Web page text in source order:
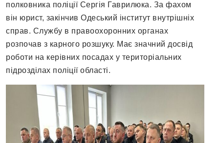
полковника поліції Сергія Гаврилюка. За фахом
він юрист, закінчив Одеський інститут внутрішніх
справ. Службу в правоохоронних органах
розпочав з карного розшуку. Має значний досвід
роботи на керівних посадах у територіальних
підрозділах поліції області.